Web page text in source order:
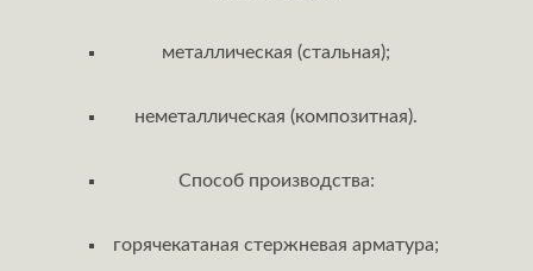
металлическая (стальная);
неметаллическая (композитная).
Способ производства:
горячекатаная стержневая арматура;